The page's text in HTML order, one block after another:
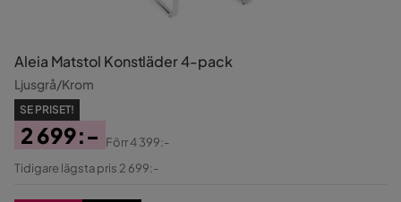
Aleia Matstol Konstläder 4-pack
Ljusgrå/Krom
SE PRISET!
Pris
2 699:-
Original
Förr4 399:-
Tidigare lägsta pris 2 699:-